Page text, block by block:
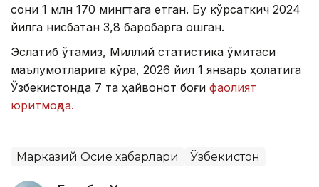
сони 1 млн 170 мингтага етган. Бу кўрсаткич 2024
йилга нисбатан 3,8 баробарга ошган.
Эслатиб ўтамиз, Миллий статистика қўмитаси
маълумотларига кўра, 2026 йил 1 январь ҳолатига
Ўзбекистонда 7 та ҳайвонот боғи фаолият
юритмоқда.
Марказий Осиё хабарлари Ўзбекистон